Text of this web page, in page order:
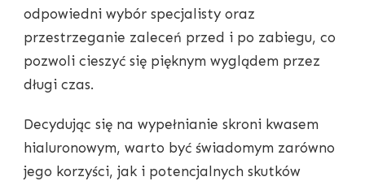
odpowiedni wybór specjalisty oraz
przestrzeganie zaleceń przed i po zabiegu, co
pozwoli cieszyć się pięknym wyglądem przez
długi czas.
Decydując się na wypełnianie skroni kwasem
hialuronowym, warto być świadomym zarówno
jego korzyści, jak i potencjalnych skutków